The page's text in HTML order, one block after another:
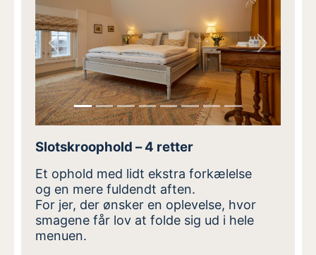
Previous Next
Slotskroophold – 4 retter
Et ophold med lidt ekstra forkælelse
og en mere fuldendt aften.
For jer, der ønsker en oplevelse, hvor
smagene får lov at folde sig ud i hele
menuen.